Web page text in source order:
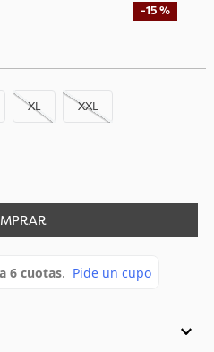
-15 %
XL XXL